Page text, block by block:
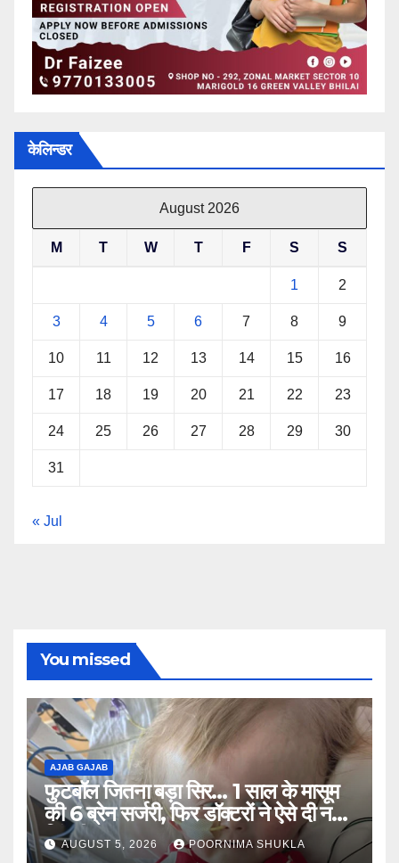
केलिन्डर
August 2026
M T W T F S S
1 2
3 4 5 6 7 8 9
10 11 12 13 14 15 16
17 18 19 20 21 22 23
24 25 26 27 28 29 30
31
« Jul
You missed
AJAB GAJAB
फुटबॉल जितना बड़ा सिर… 1 साल के मासूम
की 6 ब्रेन सर्जरी, फिर डॉक्टरों ने ऐसे दी नई
जिंदगी…
AUGUST 5, 2026 POORNIMA SHUKLA